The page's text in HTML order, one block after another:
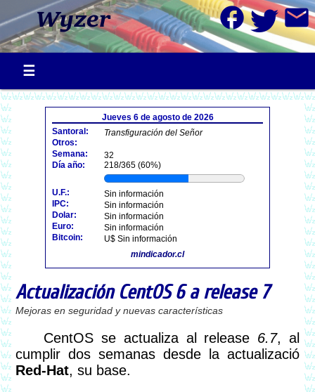
facebook mail
Jueves 6 de agosto de 2026
Santoral:
Transfiguración del Señor
Otros:
Semana:
32
Día año:
218/365 (60%)
U.F.:
Sin información
IPC:
Sin información
Dolar:
Sin información
Euro:
Sin información
Bitcoin:
U$ Sin información
mindicador.cl
Actualización CentOS 6 a release 7
Mejoras en seguridad y nuevas características
CentOS se actualiza al release 6.7, al
cumplir dos semanas desde la actualizació
Red-Hat, su base.